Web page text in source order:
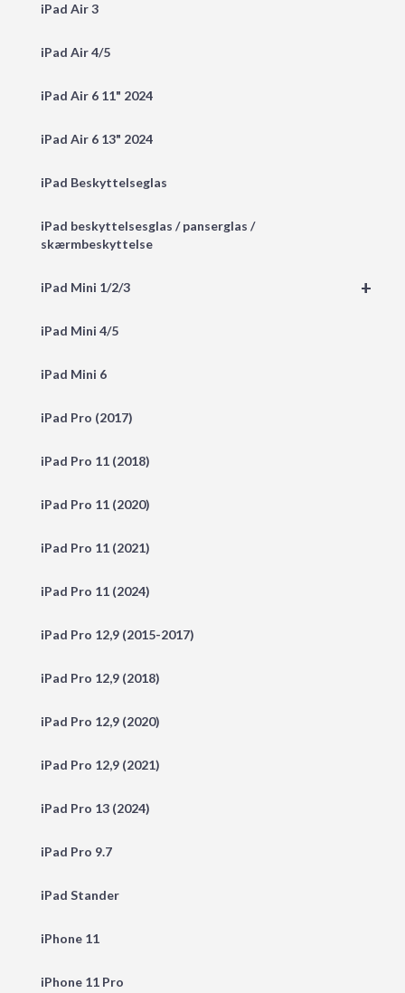
iPad Air 3
iPad Air 4/5
iPad Air 6 11" 2024
iPad Air 6 13" 2024
iPad Beskyttelseglas
iPad beskyttelsesglas / panserglas /
skærmbeskyttelse
+
iPad Mini 1/2/3
iPad Mini 4/5
iPad Mini 6
iPad Pro (2017)
iPad Pro 11 (2018)
iPad Pro 11 (2020)
iPad Pro 11 (2021)
iPad Pro 11 (2024)
iPad Pro 12,9 (2015-2017)
iPad Pro 12,9 (2018)
iPad Pro 12,9 (2020)
iPad Pro 12,9 (2021)
iPad Pro 13 (2024)
iPad Pro 9.7
iPad Stander
iPhone 11
iPhone 11 Pro